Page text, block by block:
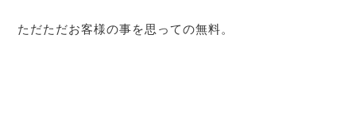
ただただお客様の事を思っての無料。